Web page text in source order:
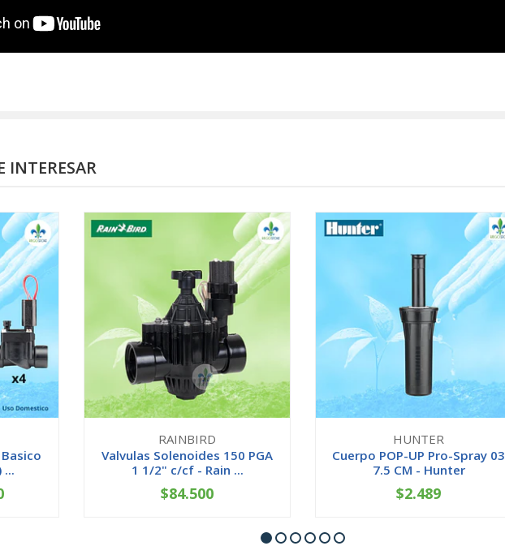
INTERESAR
...
RAINBIRD
Valvulas Solenoides 150 PGA
1 1/2" c/cf - Rain ...
+
$84.500
HUNTER
Cuerpo POP-UP Pro-Spray 03
7.5 CM - Hunter
+
$2.489